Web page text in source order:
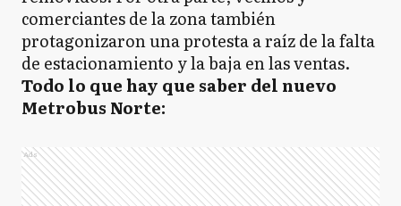
comerciantes de la zona también
protagonizaron una protesta a raíz de la falta
de estacionamiento y la baja en las ventas.
Todo lo que hay que saber del nuevo
Metrobus Norte:
Ads